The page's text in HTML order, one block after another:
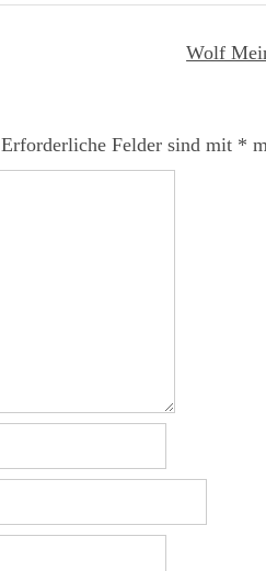
Wolf
Erforderliche Felder sind mit *